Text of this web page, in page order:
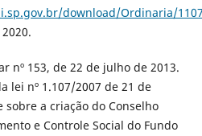
download/Ordinaria/
nº 153, de 22 de julho de 2013.
lei nº 1.107/2007 de 21 de
a criação do Conselho
e Controle Social do Fundo